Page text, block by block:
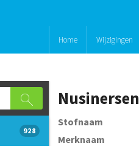
Home Wijzigingen
928
Nusinersen
Stofnaam
Merknaam